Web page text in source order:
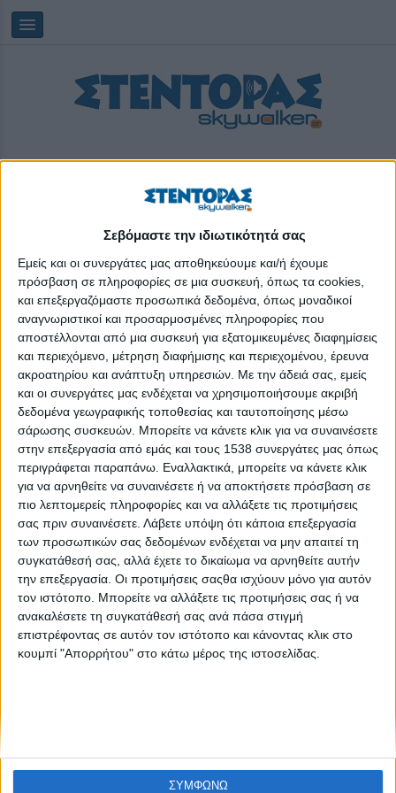
Σεβόμαστε την ιδιωτικότητά σας
Εμείς και οι συνεργάτες μας αποθηκεύουμε και/ή έχουμε
πρόσβαση σε πληροφορίες σε μια συσκευή, όπως τα cookies,
και επεξεργαζόμαστε προσωπικά δεδομένα, όπως μοναδικοί
αναγνωριστικοί και προσαρμοσμένες πληροφορίες που
αποστέλλονται από μια συσκευή για εξατομικευμένες διαφημίσεις
και περιεχόμενο, μέτρηση διαφήμισης και περιεχομένου, έρευνα
ακροατηρίου και ανάπτυξη υπηρεσιών. Με την άδειά σας, εμείς
και οι συνεργάτες μας ενδέχεται να χρησιμοποιήσουμε ακριβή
δεδομένα γεωγραφικής τοποθεσίας και ταυτοποίησης μέσω
σάρωσης συσκευών. Μπορείτε να κάνετε κλικ για να συναινέσετε
στην επεξεργασία από εμάς και τους 1538 συνεργάτες μας όπως
περιγράφεται παραπάνω. Εναλλακτικά, μπορείτε να κάνετε κλικ
για να αρνηθείτε να συναινέσετε ή να αποκτήσετε πρόσβαση σε
πιο λεπτομερείς πληροφορίες και να αλλάξετε τις προτιμήσεις
σας πριν συναινέσετε. Λάβετε υπόψη ότι κάποια επεξεργασία
των προσωπικών σας δεδομένων ενδέχεται να μην απαιτεί τη
συγκατάθεσή σας, αλλά έχετε το δικαίωμα να αρνηθείτε αυτήν
την επεξεργασία. Οι προτιμήσεις σαςθα ισχύουν μόνο για αυτόν
τον ιστότοπο. Μπορείτε να αλλάξετε τις προτιμήσεις σας ή να
ανακαλέσετε τη συγκατάθεσή σας ανά πάσα στιγμή
επιστρέφοντας σε αυτόν τον ιστότοπο και κάνοντας κλικ στο
κουμπί "Απορρήτου" στο κάτω μέρος της ιστοσελίδας.
ΣΥΜΦΩΝΩ
Κυριακή, 09/08/2026 09:18:29
Networking
Networking Like a Pro: Εκδήλωση για ιδιοκτήτες
επιχειρήσεων και ελεύθερους επαγγελματίες
None feed
CONNECT
NEWSLETTER